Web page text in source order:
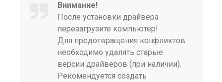
Внимание!
После установки драйвера
перезагрузите компьютер!
Для предотвращения конфликтов
необходимо удалять старые
версии драйверов (при наличии).
Рекомендуется создать